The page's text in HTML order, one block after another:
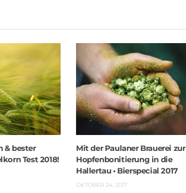
& bester
Test 2018!
Mit der Paulaner Brauerei zur
Hopfenbonitierung in die
Hallertau • Bierspecial 2017
OKTOBER 24, 2017